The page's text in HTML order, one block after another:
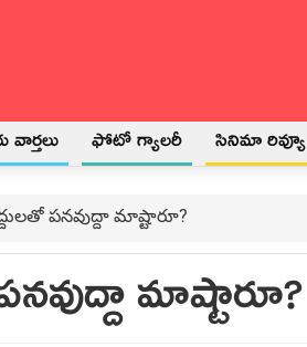
ఫోటో గ్యాలరీ సినిమా రివ్యూ
పనవుద్దా మాష్టారూ?
మాష్టారూ?